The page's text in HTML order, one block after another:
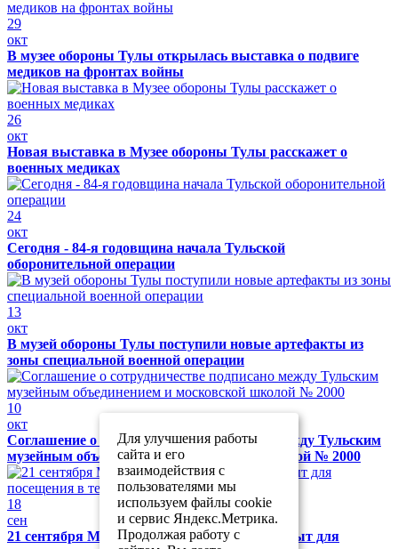
29
окт
В музее обороны Тулы открылась выставка о подвиге
медиков на фронтах войны
26
окт
Новая выставка в Музее обороны Тулы расскажет о
военных медиках
24
окт
Сегодня - 84-я годовщина начала Тульской
оборонительной операции
13
окт
В музей обороны Тулы поступили новые артефакты из
зоны специальной военной операции
10
окт
Соглашение о сотрудничестве подписано между Тульским
музейным объединением и московской школой № 2000
18
сен
21 сентября Музей обороны Тулы будет закрыт для
Для улучшения работы
сайта и его
взаимодействия с
пользователями мы
используем файлы cookie
и сервис Яндекс.Метрика.
Продолжая работу с